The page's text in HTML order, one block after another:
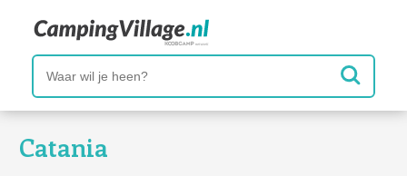
Catania